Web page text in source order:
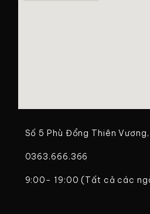
Số 5 Phù Đổng Thiên
0363.666.366
9:00- 19:00 (Tất cả các